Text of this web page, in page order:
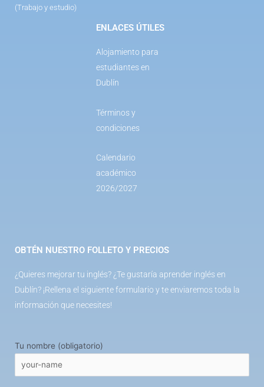
(Trabajo y estudio)
ENLACES ÚTILES
Alojamiento para
estudiantes en
Dublín
Términos y
condiciones
Calendario
académico
2026/2027
OBTÉN NUESTRO FOLLETO Y PRECIOS
¿Quieres mejorar tu inglés? ¿Te gustaría aprender inglés en
Dublín? ¡Rellena el siguiente formulario y te enviaremos toda la
información que necesites!
Tu nombre (obligatorio)